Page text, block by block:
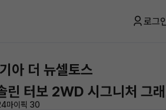
로그
아 더 뉴셀토스
린 터보 2WD 시그니처 그래
마이픽 30